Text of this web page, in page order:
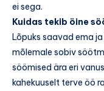
ei sega.
Kuidas tekib öine
Lõpuks saavad ema
mõlemale sobiv
söömised ära eri
kahekuuselt terve öö